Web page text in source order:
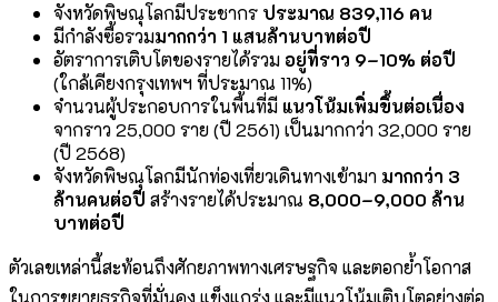
จังหวัดพิษณุโลกมีประชากร ประมาณ 839,116 คน
มีกำลังซื้อรวมมากกว่า 1 แสนล้านบาทต่อปี
อัตราการเติบโตของรายได้รวม อยู่ที่ราว 9–10% ต่อปี
(ใกล้เคียงกรุงเทพฯ ที่ประมาณ 11%)
จำนวนผู้ประกอบการในพื้นที่มี แนวโน้มเพิ่มขึ้นต่อเนื่อง
จากราว 25,000 ราย (ปี 2561) เป็นมากกว่า 32,000 ราย
(ปี 2568)
จังหวัดพิษณุโลกมีนักท่องเที่ยวเดินทางเข้ามา มากกว่า 3
ล้านคนต่อปี สร้างรายได้ประมาณ 8,000–9,000 ล้าน
บาทต่อปี
ตัวเลขเหล่านี้สะท้อนถึงศักยภาพทางเศรษฐกิจ และตอกย้ำโอกาส
ในการขยายธุรกิจที่มั่นคง แข็งแกร่ง และมีแนวโน้มเติบโตอย่างต่อ